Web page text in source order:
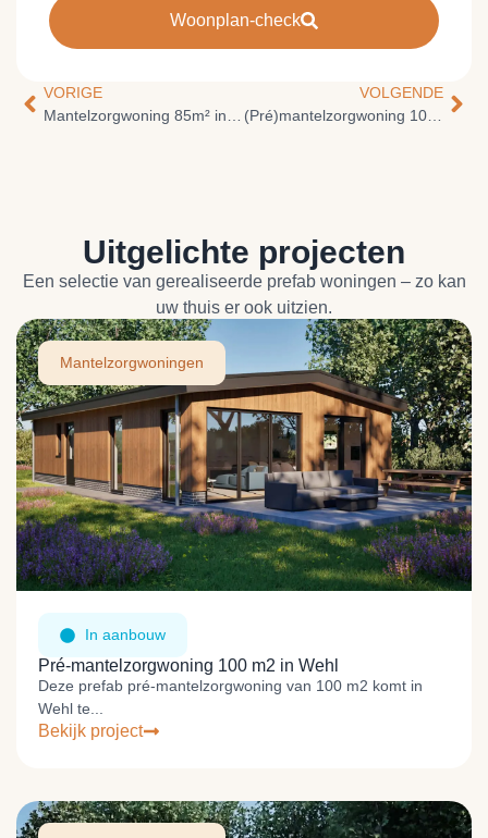
Woonplan-check
VORIGE
VOLGENDE
(Pré)mantelzorgwoning 100m² in Beek
Uitgelichte projecten
Een selectie van gerealiseerde prefab woningen – zo kan
uw thuis er ook uitzien.
Mantelzorgwoningen
In aanbouw
Pré-mantelzorgwoning 100 m2 in Wehl
Deze prefab pré-mantelzorgwoning van 100 m2 komt in
Wehl te...
Bekijk project